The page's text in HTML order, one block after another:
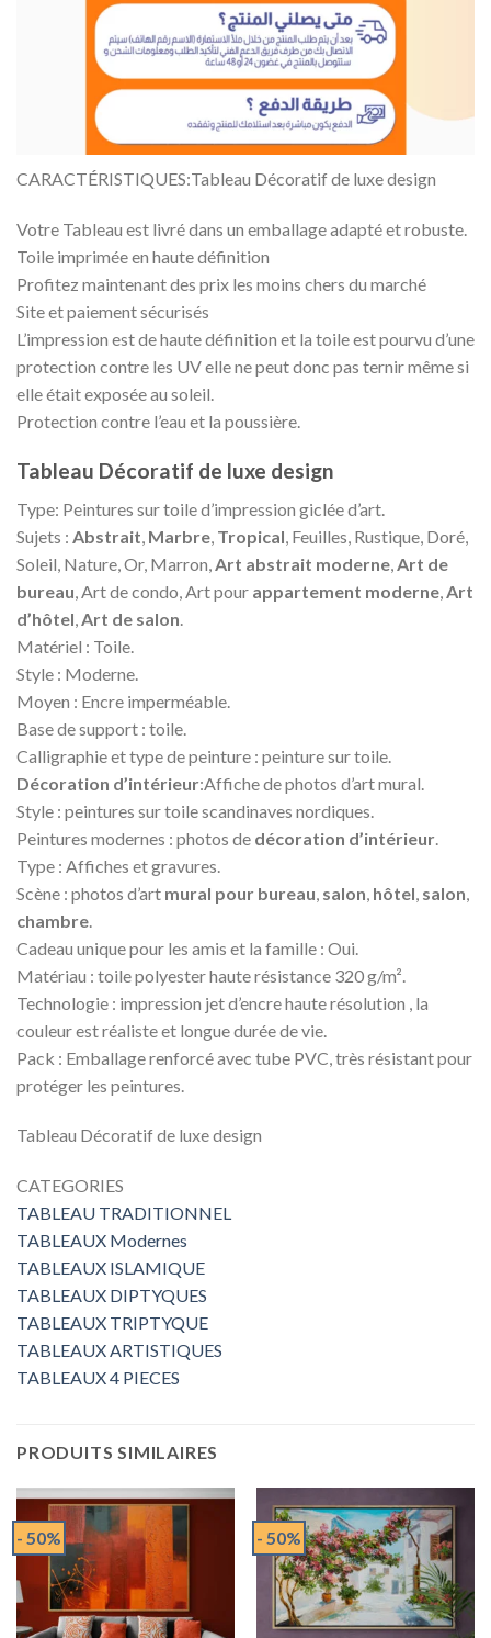
CARACTÉRISTIQUES:Tableau Décoratif de luxe design
Votre Tableau est livré dans un emballage adapté et robuste.
Toile imprimée en haute définition
Profitez maintenant des prix les moins chers du marché
Site et paiement sécurisés
L’impression est de haute définition et la toile est pourvu d’une
protection contre les UV elle ne peut donc pas ternir même si
elle était exposée au soleil.
Protection contre l’eau et la poussière.
Tableau Décoratif de luxe design
Type: Peintures sur toile d’impression giclée d’art.
Sujets : Abstrait Marbre Tropical , Feuilles, Rustique, Doré,
Soleil, Nature, Or, Marron, Art abstrait moderne Art de
bureau , Art de condo, Art pour appartement moderne Art
d’hôtel Art de salon
Matériel : Toile.
Style : Moderne.
Moyen : Encre imperméable.
Base de support : toile.
Calligraphie et type de peinture : peinture sur toile.
Décoration d’intérieur:Affiche de photos d’art mural.
Style : peintures sur toile scandinaves nordiques.
Peintures modernes : photos de décoration d’intérieur
Type : Affiches et gravures.
Scène : photos d’art mural pour bureau salon hôtel salon
chambre
Cadeau unique pour les amis et la famille : Oui.
Matériau : toile polyester haute résistance 320 g/m².
Technologie : impression jet d’encre haute résolution , la
couleur est réaliste et longue durée de vie.
Pack : Emballage renforcé avec tube PVC, très résistant pour
protéger les peintures.
Tableau Décoratif de luxe design
CATEGORIES
TABLEAU TRADITIONNEL
TABLEAUX Modernes
TABLEAUX ISLAMIQUE
TABLEAUX DIPTYQUES
TABLEAUX TRIPTYQUE
TABLEAUX ARTISTIQUES
TABLEAUX 4 PIECES
PRODUITS SIMILAIRES
- 50% - 50%